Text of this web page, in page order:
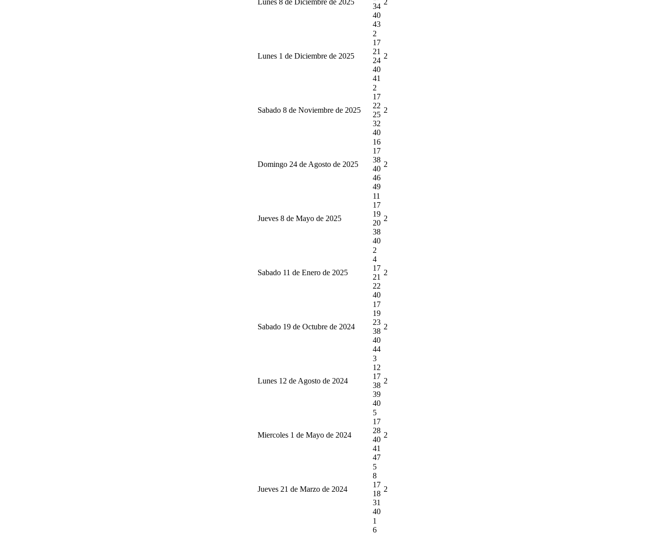
34
40
43
Lunes 1 de Diciembre de 2025
2
17
21
24
40
41
2
Sabado 8 de Noviembre de 2025
2
17
22
25
32
40
2
Domingo 24 de Agosto de 2025
16
17
38
40
46
49
2
Jueves 8 de Mayo de 2025
11
17
19
20
38
40
2
Sabado 11 de Enero de 2025
2
4
17
21
22
40
2
Sabado 19 de Octubre de 2024
17
19
23
38
40
44
2
Lunes 12 de Agosto de 2024
3
12
17
38
39
40
2
Miercoles 1 de Mayo de 2024
5
17
28
40
41
47
2
Jueves 21 de Marzo de 2024
5
8
17
18
31
40
2
1
6